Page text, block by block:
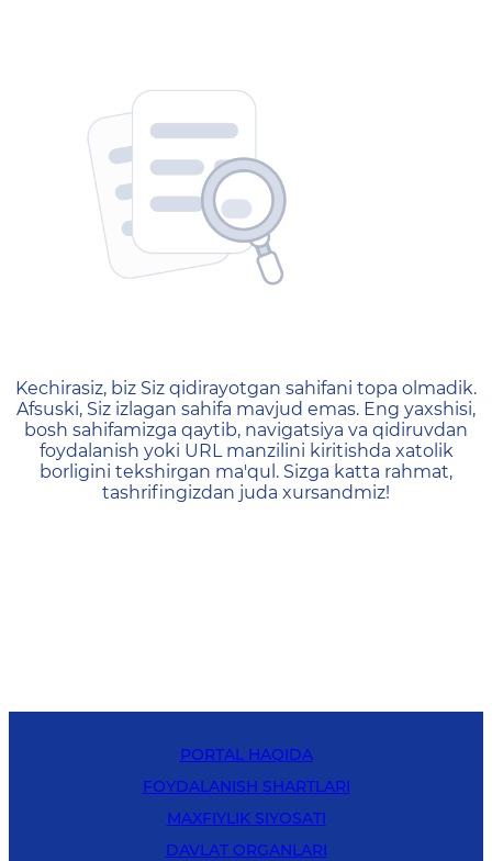
404 — Страница не
Kechirasiz, biz Siz qidirayotgan sahifani topa olmadik.
Afsuski, Siz izlagan sahifa mavjud emas. Eng yaxshisi,
bosh sahifamizga qaytib, navigatsiya va qidiruvdan
foydalanish yoki URL manzilini kiritishda xatolik
borligini tekshirgan ma'qul. Sizga katta rahmat,
tashrifingizdan juda xursandmiz!
PORTAL HAQIDA
FOYDALANISH SHARTLARI
MAXFIYLIK SIYOSATI
DAVLAT ORGANLARI